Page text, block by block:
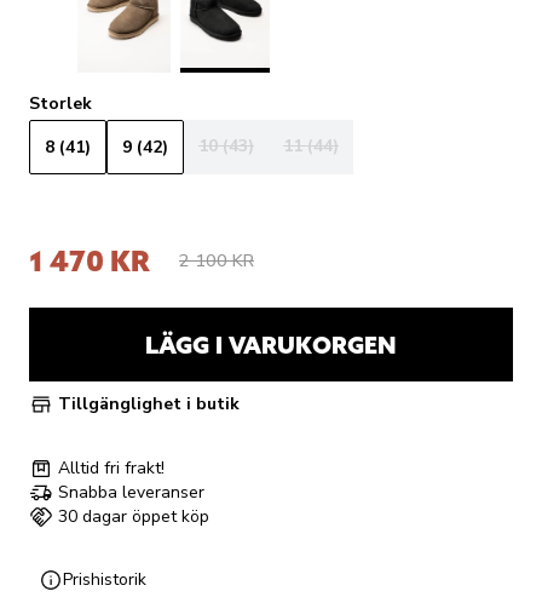
Storlek
8 (41)
9 (42) 10 (43) 11 (44)
1 470 KR 2 100 KR
LÄGG I VARUKORGEN
Tillgänglighet i butik
Alltid fri frakt!
Snabba leveranser
30 dagar öppet köp
Prishistorik